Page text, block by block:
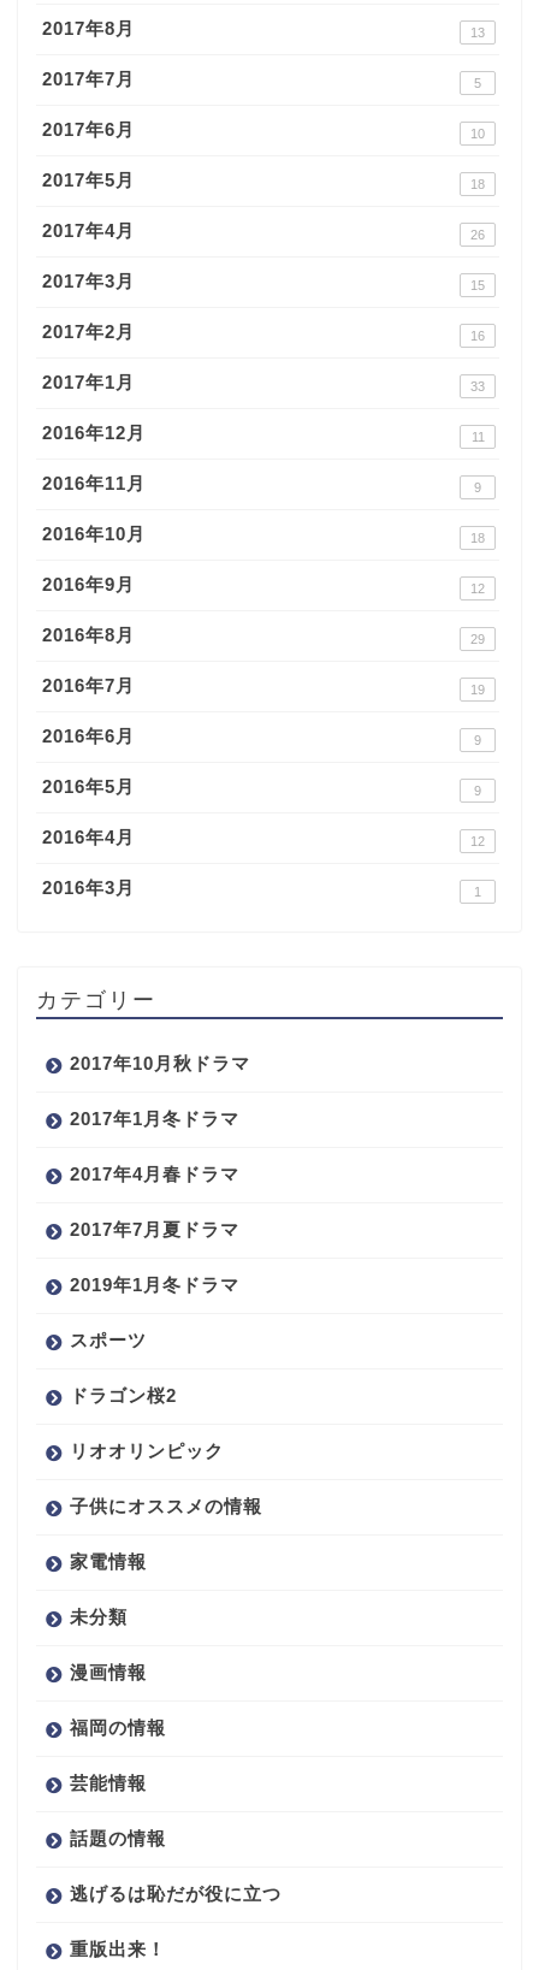
2017年8月 13
2017年7月 5
2017年6月 10
2017年5月 18
2017年4月 26
2017年3月 15
2017年2月 16
2017年1月 33
2016年12月 11
2016年11月 9
2016年10月 18
2016年9月 12
2016年8月 29
2016年7月 19
2016年6月 9
2016年5月 9
2016年4月 12
2016年3月 1
カテゴリー
2017年10月秋ドラマ
2017年1月冬ドラマ
2017年4月春ドラマ
2017年7月夏ドラマ
2019年1月冬ドラマ
スポーツ
ドラゴン桜2
リオオリンピック
子供にオススメの情報
家電情報
未分類
漫画情報
福岡の情報
芸能情報
話題の情報
逃げるは恥だが役に立つ
重版出来！